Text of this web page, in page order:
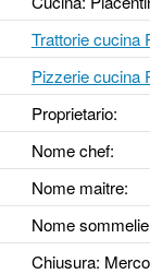
Trattorie cucina
Pizzerie cucina
Proprietario:
Nome chef:
Nome maitre:
Nome
Chiusura: